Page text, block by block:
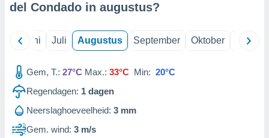
del Condado in augustus?
Juni Juli Augustus September Oktober
Gem, T.: 27°C Max.: 33°C Min: 20°C
Regendagen: 1 dagen
Neerslaghoeveelheid: 3 mm
Gem. wind: 3 m/s